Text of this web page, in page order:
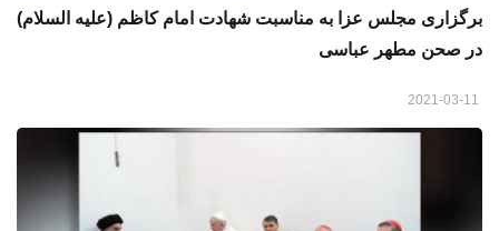
برگزاری مجلس عزا به مناسبت شهادت امام کاظم (علیه السلام)
در صحن مطهر عباسی